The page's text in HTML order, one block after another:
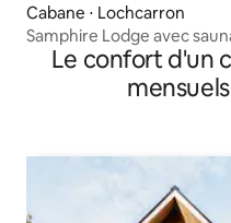
Cabane ⋅ Lochcarron
Samphire Lodge avec
Le confort d'un